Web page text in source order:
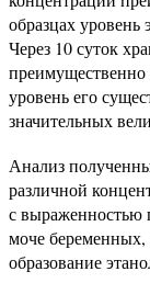
образцах
Через 10 суток
уровень его
значительных
Анализ
различной
с выраженностью
моче беременных,
образование